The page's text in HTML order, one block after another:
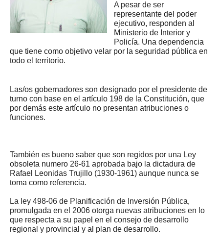
A pesar de ser
representante del poder
ejecutivo, responden al
Ministerio de Interior y
Policía. Una dependencia
que tiene como objetivo velar por la seguridad pública en
todo el territorio.
Las/os gobernadores son designado por el presidente de
turno con base en el artículo 198 de la Constitución, que
por demás este artículo no presentan atribuciones o
funciones.
También es bueno saber que son regidos por una Ley
obsoleta numero 26-61 aprobada bajo la dictadura de
Rafael Leonidas Trujillo (1930-1961) aunque nunca se
toma como referencia.
La ley 498-06 de Planificación de Inversión Pública,
promulgada en el 2006 otorga nuevas atribuciones en lo
que respecta a su papel en el consejo de desarrollo
regional y provincial y al plan de desarrollo.